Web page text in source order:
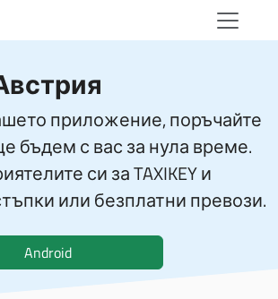
приложение, поръчайте
бъдем с вас за нула време.
си за TAXIKEY и
или безплатни превози.
Android